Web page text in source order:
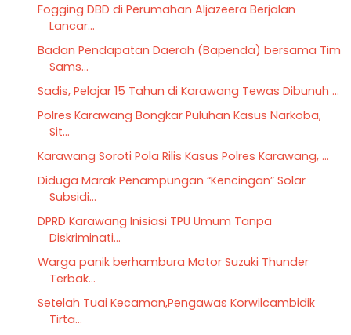
Fogging DBD di Perumahan Aljazeera Berjalan
Lancar...
Badan Pendapatan Daerah (Bapenda) bersama Tim
Sams...
Sadis, Pelajar 15 Tahun di Karawang Tewas Dibunuh ...
Polres Karawang Bongkar Puluhan Kasus Narkoba,
Sit...
Karawang Soroti Pola Rilis Kasus Polres Karawang, ...
Diduga Marak Penampungan “Kencingan” Solar
Subsidi...
DPRD Karawang Inisiasi TPU Umum Tanpa
Diskriminati...
Warga panik berhambura Motor Suzuki Thunder
Terbak...
Setelah Tuai Kecaman,Pengawas Korwilcambidik
Tirta...